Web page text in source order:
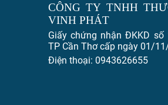
CÔNG TY TNHH
VINH PHÁT
Giấy chứng nhận ĐKKD
TP Cần Thơ cấp ngày 01/
Điện thoại: 0943626655